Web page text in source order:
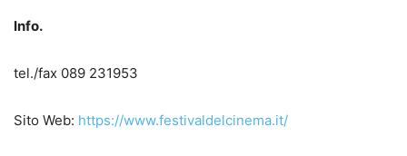
Info.
tel./fax 089 231953
Sito Web: https://www.festivaldelcinema.it/